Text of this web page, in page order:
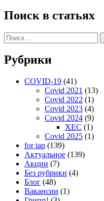
Поиск в статьях
Рубрики
COVID-19 (41)
Covid 2021 (13)
Covid 2022 (1)
Covid 2023 (4)
Covid 2024 (9)
XEC (1)
Covid 2025 (1)
for tap (139)
Актуальное (139)
Акции (7)
Без рубрики (4)
Блог (48)
Вакансии (1)